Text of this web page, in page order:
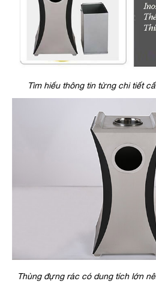
Tìm hiểu thông tin từng chi tiết
Thùng đựng rác có dung tích lớn